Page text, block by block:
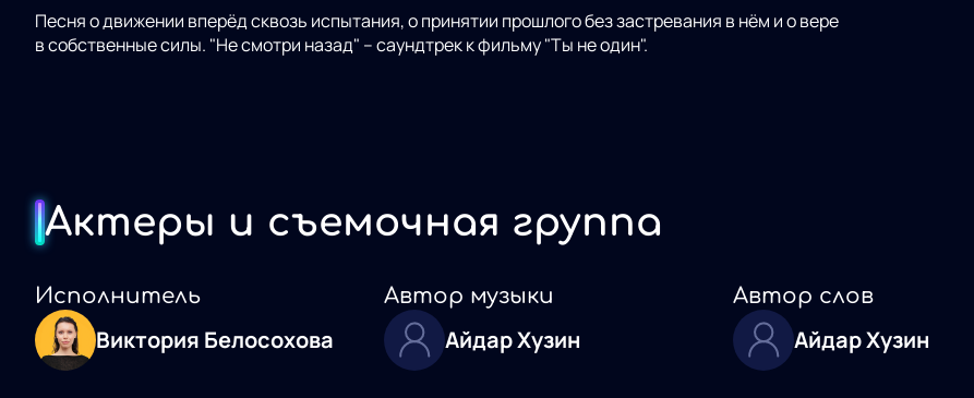
Песня о движении вперёд сквозь испытания, о принятии прошлого без застревания в нём и о вере
в собственные силы. "Не смотри назад" – саундтрек к фильму "Ты не один".
Актеры и съемочная группа
Исполнитель
Виктория Белосохова
Автор музыки
Айдар Хузин
Автор слов
Айдар Хузин